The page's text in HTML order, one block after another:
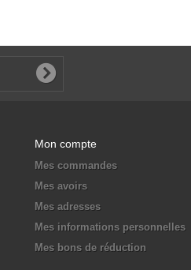
Mon compte
Mes commandes
Mes avoirs
Mes adresses
Mes informations personnelles
Mes bons de réduction